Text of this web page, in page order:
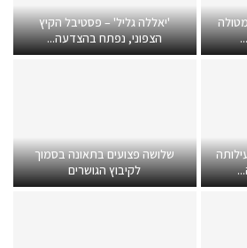
'יאללה גליל' – פסטיבל הקיץ
הצפוני, נפתח בהצדעה...
שלושה פצועים בתאונה בסמוך
לקיבוץ הגושרים